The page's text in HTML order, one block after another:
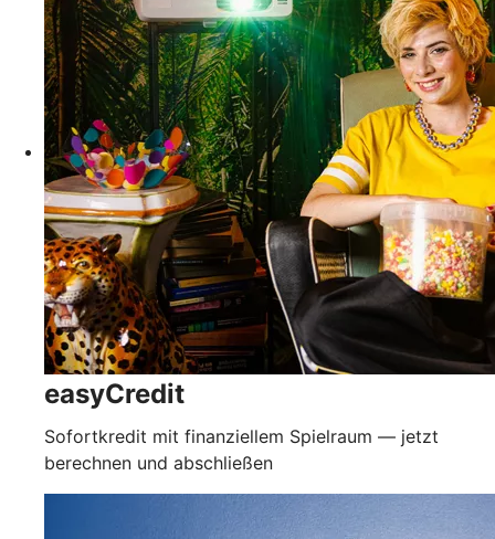
easyCredit
Sofortkredit mit finanziellem Spielraum — jetzt
berechnen und abschließen